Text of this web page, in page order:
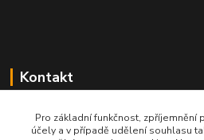
Kontakt
+420 284 811 501
Po - Pá, 8:00-16:30
Pro základní funkčnost, zpříjemnění
účely a v případě udělení souhlasu